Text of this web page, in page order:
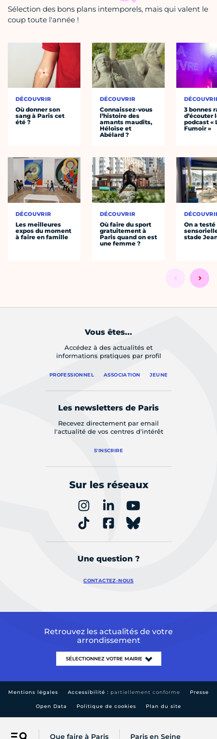
Que faire à Paris Paris en Seine
Sélection des bons plans intemporels, mais qui valent le
coup toute l'année !
DÉCOUVRIR
Où donner son
sang à Paris cet
été ?
DÉCOUVRIR
Les meilleures
expos du moment
à faire en famille
DÉCOUVRIR
Connaissez-vous
l’histoire des
amants maudits,
Héloïse et
Abélard ?
DÉCOUVRIR
Où faire du sport
gratuitement à
Paris quand on est
une femme ?
3 bonnes
d’écouter
podcast «
Fumoir »
On a
stade
Vous êtes...
Accédez à des actualités et
informations pratiques par profil
PROFESSIONNEL ASSOCIATION JEUNE
Les newsletters de Paris
Recevez directement par email
l'actualité de vos centres d'intérêt
S'INSCRIRE
Sur les réseaux
Une question ?
CONTACTEZ-NOUS
Retrouvez les actualités de votre
arrondissement
Mentions légales Accessibilité : partiellement conforme Presse
Open Data Politique de cookies Plan du site